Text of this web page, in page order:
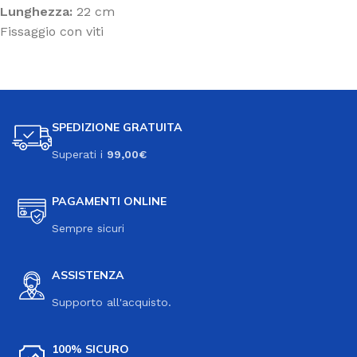
Lunghezza: 22 cm
Fissaggio con viti
SPEDIZIONE GRATUITA
Superati i 99,00€
PAGAMENTI ONLINE
Sempre sicuri
ASSISTENZA
Supporto all'acquisto.
100% SICURO